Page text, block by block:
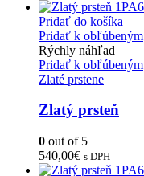
Pridať do košíka
Pridať k obľúbeným
Rýchly náhľad
Pridať k obľúbeným
Zlaté prstene
Zlatý prsteň
0 out of 5
540,00€ s DPH